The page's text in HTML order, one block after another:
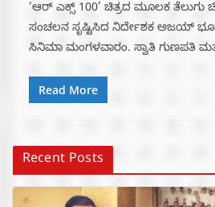
‘ಆರ್ ಎಕ್ಸ್ 100’ ಚಿತ್ರದ ಮೂಲಕ ತೆಲುಗು
ಸಂಚಲನ ಸೃಷ್ಟಿಸಿದ ನಿರ್ದೇಶಕ ಅಜಯ್
ಸಿನಿಮಾ ಮಂಗಳವಾರಂ. ಸ್ವಾತಿ ಗುಣಪತಿ
Read More
Recent Posts